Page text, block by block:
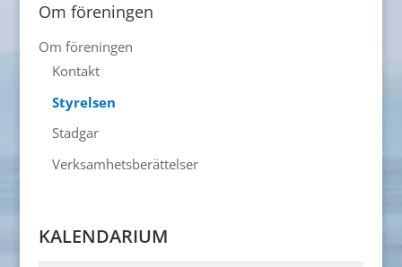
Om föreningen
Om föreningen
Kontakt
Styrelsen
Stadgar
Verksamhetsberättelser
KALENDARIUM